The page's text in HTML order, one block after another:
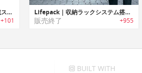
Raden ｜ウェイトセンサー搭載スマートスーツケース「レイデン」
+101
Lifepack｜収納ラックシステム搭載キャリーオンサイズスーツケース「ライフパック」
販売終了 +955
BUILT WITH